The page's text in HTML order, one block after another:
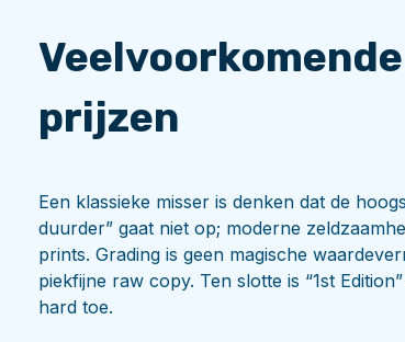
prijzen
Een klassieke misser is denken dat de
duurder” gaat niet op; moderne
prints. Grading is geen magische
piekfijne raw copy. Ten slotte is “1st
hard toe.